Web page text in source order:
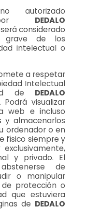
autorizado
por DEDALO
será considerado
grave de los
intelectual o
a respetar
Intelectual
de DEDALO
. Podrá visualizar
web e incluso
y almacenarlos
ordenador o en
físico siempre y
y privado. El
de
o manipular
de protección o
que estuviera
de DEDALO